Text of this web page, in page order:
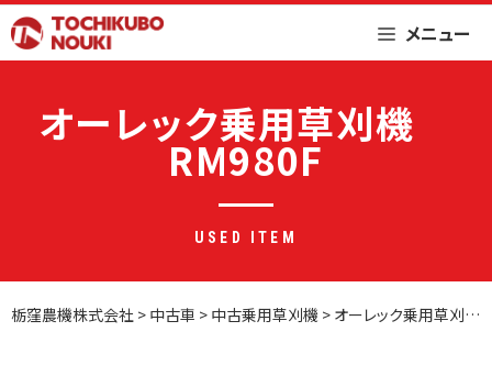
Skip
to
メニュー
オーレック乗用草刈機
RM980F
USED ITEM
栃窪農機株式会社 > 中古車 > 中古乗用草刈機 > オーレック乗用草刈機 RM980F